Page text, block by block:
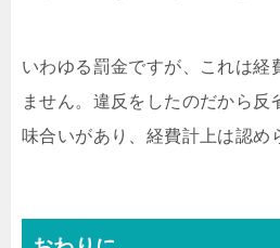
いわゆる罰金ですが、これは経
ません。違反をしたのだから反
味合いがあり、経費計上は認め